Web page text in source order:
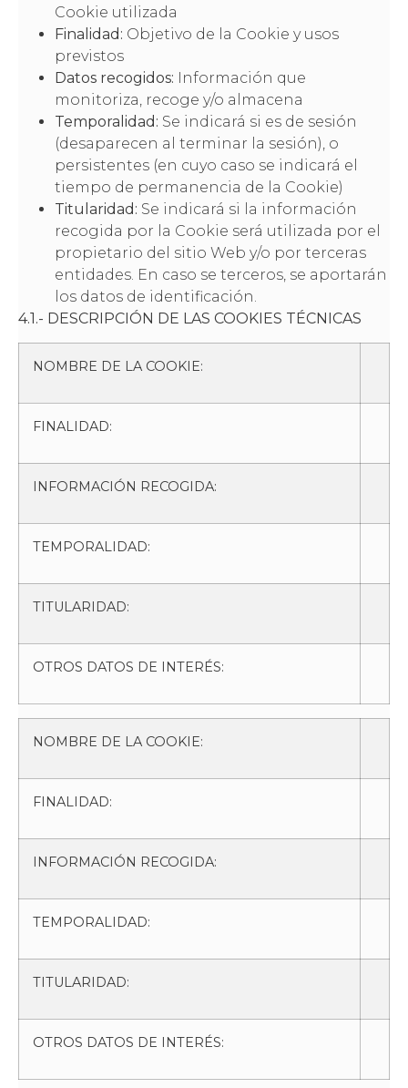
Cookie utilizada
Finalidad: Objetivo de la Cookie y usos
previstos
Datos recogidos: Información que
monitoriza, recoge y/o almacena
Temporalidad: Se indicará si es de sesión
(desaparecen al terminar la sesión), o
persistentes (en cuyo caso se indicará el
tiempo de permanencia de la Cookie)
Titularidad: Se indicará si la información
recogida por la Cookie será utilizada por el
propietario del sitio Web y/o por terceras
entidades. En caso se terceros, se aportarán
los datos de identificación.
4.1.- DESCRIPCIÓN DE LAS COOKIES TÉCNICAS
NOMBRE DE LA COOKIE:
FINALIDAD:
INFORMACIÓN RECOGIDA:
TEMPORALIDAD:
TITULARIDAD:
OTROS DATOS DE INTERÉS:
NOMBRE DE LA COOKIE:
FINALIDAD:
INFORMACIÓN RECOGIDA:
TEMPORALIDAD:
TITULARIDAD:
OTROS DATOS DE INTERÉS: